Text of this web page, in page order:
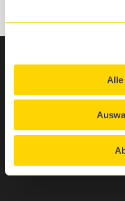
Alle
DTS Systeme GmbH
+49 5221 1013-000